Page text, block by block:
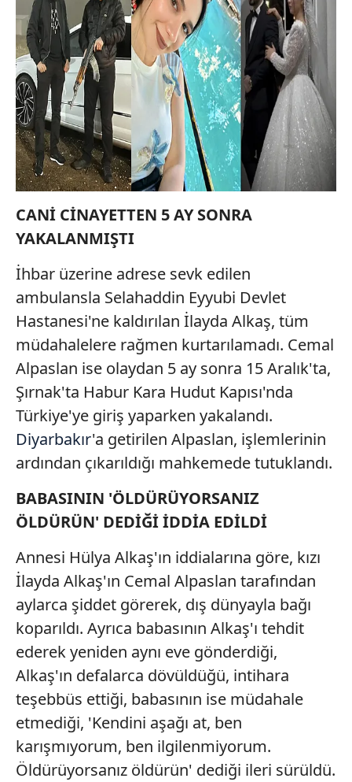
CANİ CİNAYETTEN 5 AY SONRA
YAKALANMIŞTI
İhbar üzerine adrese sevk edilen
ambulansla Selahaddin Eyyubi Devlet
Hastanesi'ne kaldırılan İlayda Alkaş, tüm
müdahalelere rağmen kurtarılamadı. Cemal
Alpaslan ise olaydan 5 ay sonra 15 Aralık'ta,
Şırnak'ta Habur Kara Hudut Kapısı'nda
Türkiye'ye giriş yaparken yakalandı.
Diyarbakır'a getirilen Alpaslan, işlemlerinin
ardından çıkarıldığı mahkemede tutuklandı.
BABASININ 'ÖLDÜRÜYORSANIZ
ÖLDÜRÜN' DEDİĞİ İDDİA EDİLDİ
Annesi Hülya Alkaş'ın iddialarına göre, kızı
İlayda Alkaş'ın Cemal Alpaslan tarafından
aylarca şiddet görerek, dış dünyayla bağı
koparıldı. Ayrıca babasının Alkaş'ı tehdit
ederek yeniden aynı eve gönderdiği,
Alkaş'ın defalarca dövüldüğü, intihara
teşebbüs ettiği, babasının ise müdahale
etmediği, 'Kendini aşağı at, ben
karışmıyorum, ben ilgilenmiyorum.
Öldürüyorsanız öldürün' dediği ileri sürüldü.